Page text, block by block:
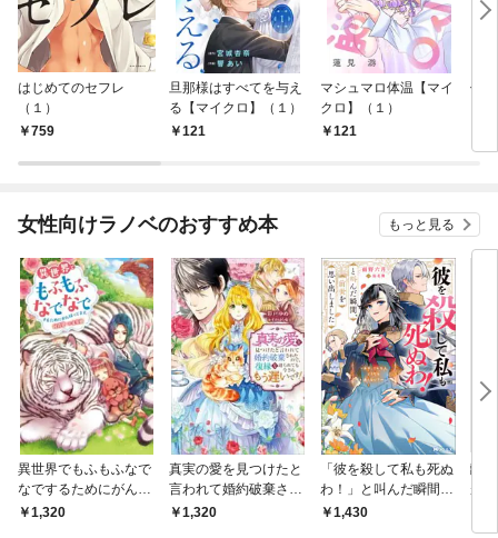
はじめてのセフレ
（１）
759
旦那様はすべてを与え
る【マイクロ】（１）
121
マシュマロ体温【マイ
クロ】（１）
121
信
女性向けラノベのおすすめ本 もっと見る
異世界でもふもふなで
なでするためにがんば
ってます。 ： 1
1,320
真実の愛を見つけたと
言われて婚約破棄され
たので、復縁を迫られ
1,320
「彼を殺して私も死ぬ
わ！」と叫んだ瞬間、
前世を思い出しました
1,430
離
が
家